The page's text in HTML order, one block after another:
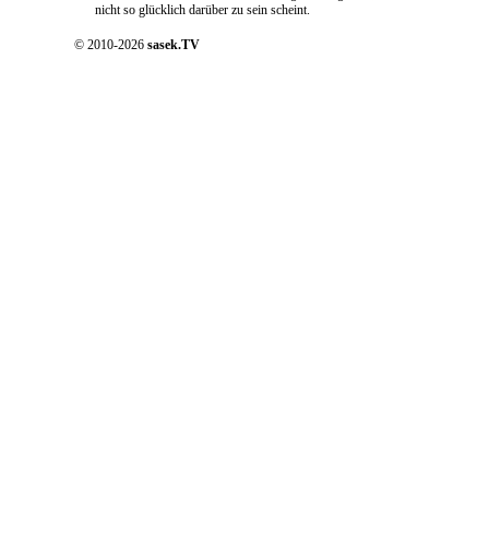
nicht so glücklich darüber zu sein scheint.
© 2010-2026 sasek.TV